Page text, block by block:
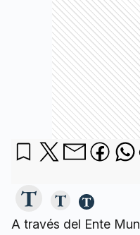
A través del Ente